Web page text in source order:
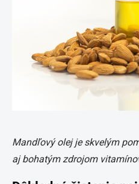
Mandľový olej je skvelým
aj bohatým zdrojom